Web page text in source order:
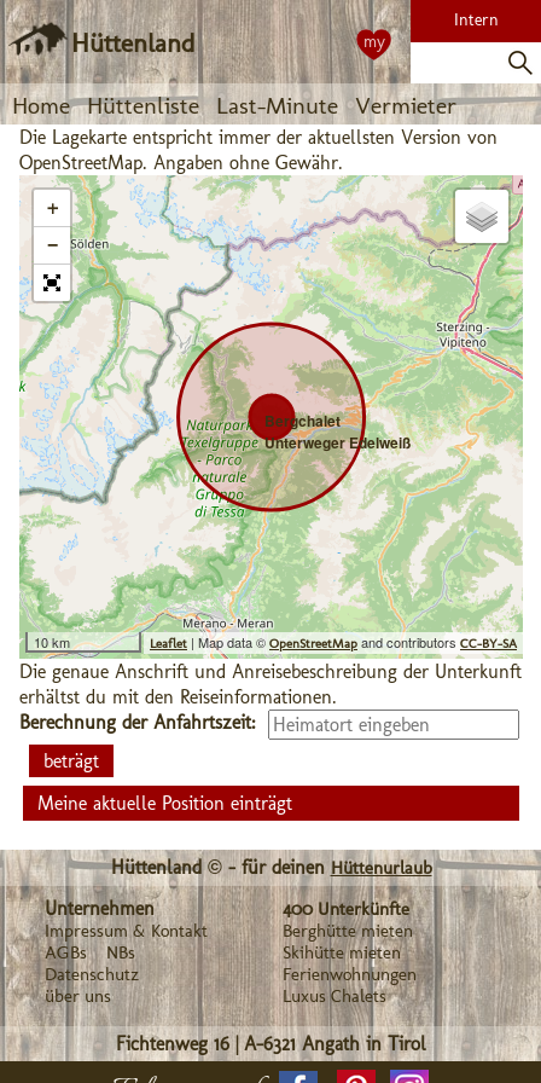
Hüttenland
Home Hüttenliste Last-Minute Vermieter
Intern
my
Die Lagekarte entspricht immer der aktuellsten Version von
OpenStreetMap. Angaben ohne Gewähr.
Bergchalet
Unterweger Edelweiß
+
−
10 km Leaflet | Map data © OpenStreetMap and contributors CC-BY-SA
Die genaue Anschrift und Anreisebeschreibung der Unterkunft
erhältst du mit den Reiseinformationen.
Berechnung der Anfahrtszeit:
Meine aktuelle Position einträgt
Hüttenland © - für deinen Hüttenurlaub
Unternehmen
Impressum & Kontakt
AGBs
NBs
Datenschutz
über uns
400 Unterkünfte
Berghütte mieten
Skihütte mieten
Ferienwohnungen
Luxus Chalets
Fichtenweg 16|A-6321 Angath in Tirol